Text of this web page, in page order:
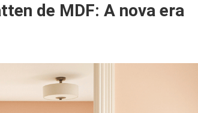
de MDF: A nova era